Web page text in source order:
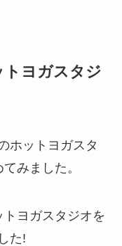
トヨガスタジ
ホットヨガスタ
みました。
トヨガスタジオを
た!